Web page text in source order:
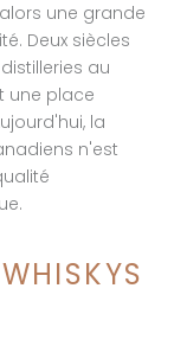
une grande
Deux siècles
au
une place
la
n'est